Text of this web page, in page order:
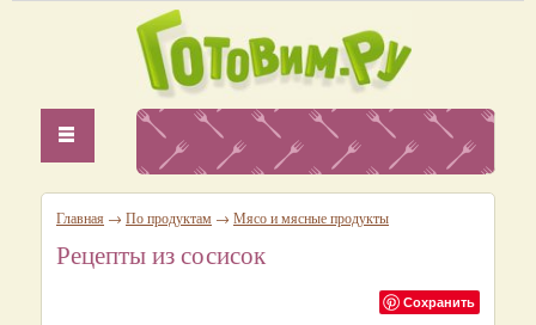
Главная → По продуктам → Мясо и мясные продукты
Рецепты из сосисок
Сохранить